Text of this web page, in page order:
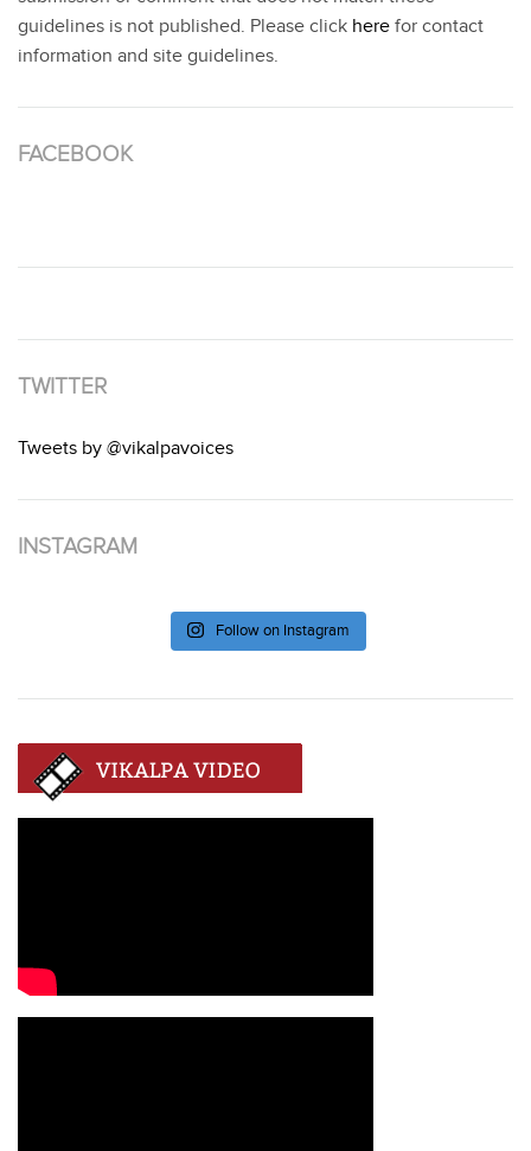
guidelines is not published. Please click here for contact
information and site guidelines.
FACEBOOK
TWITTER
Tweets by @vikalpavoices
INSTAGRAM
Follow on Instagram